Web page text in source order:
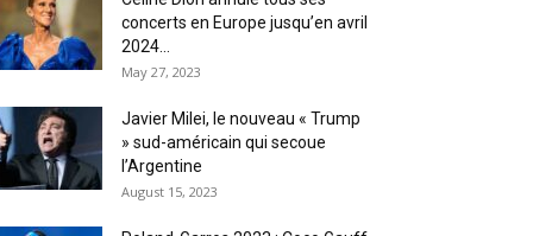
concerts en Europe jusqu’en avril
2024...
May 27, 2023
Javier Milei, le nouveau « Trump
» sud-américain qui secoue
l’Argentine
August 15, 2023